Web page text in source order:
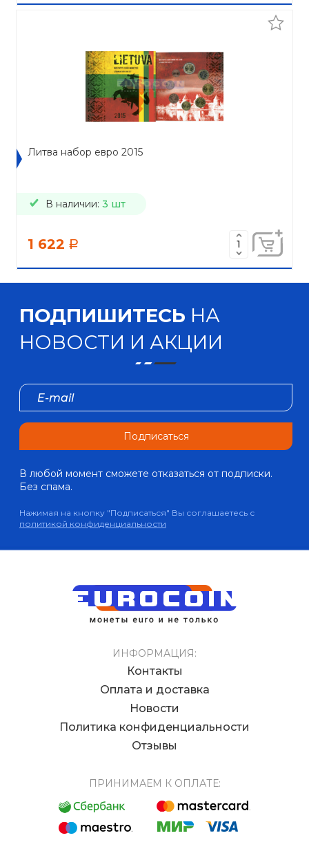
Литва набор евро 2015
В наличии: 3 шт
1 622 a
ПОДПИШИТЕСЬ НА
НОВОСТИ И АКЦИИ
Подписаться
В любой момент сможете отказаться от подписки.
Без спама.
Нажимая на кнопку "Подписаться" Вы соглашаетесь с
политикой конфиденциальности
ИНФОРМАЦИЯ:
Контакты
Оплата и доставка
Новости
Политика конфиденциальности
Отзывы
ПРИНИМАЕМ К ОПЛАТЕ: